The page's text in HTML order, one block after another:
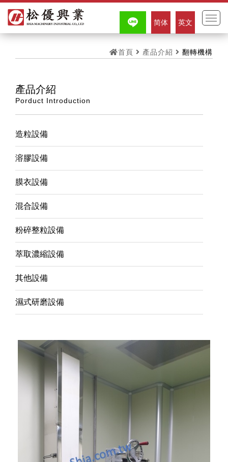
简体 英文
首頁 產品介紹 翻轉機構
產品介紹
Porduct Introduction
造粒設備
溶膠設備
膜衣設備
混合設備
粉碎整粒設備
萃取濃縮設備
其他設備
濕式研磨設備